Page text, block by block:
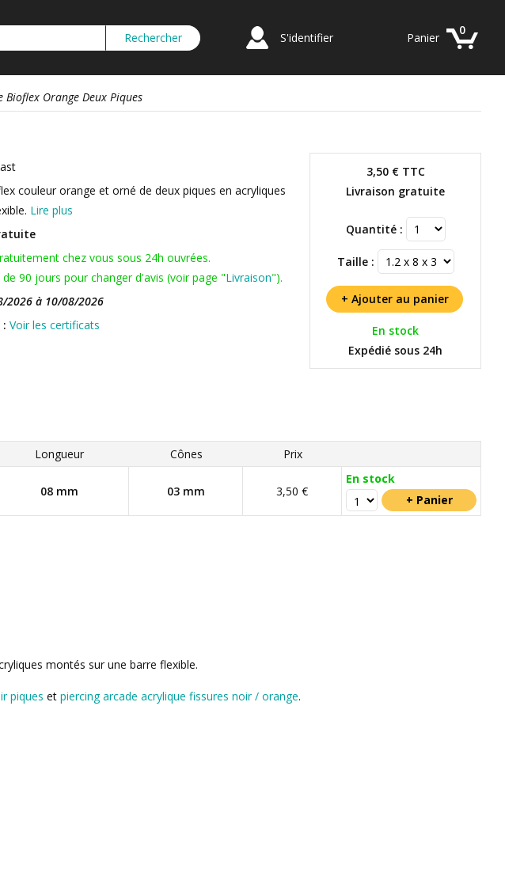
S'identifier
0
Panier
Bioflex Orange Deux Piques
3,50 €TTC
Livraison gratuite
Quantité :
Taille :
En stock
Expédié sous 24h
couleur orange et orné de deux piques en acryliques
Lire plus
chez vous sous 24h ouvrées.
90 jours pour changer d'avis (voir page "Livraison").
2026 à 10/08/2026
Voir les certificats
Longueur Cônes Prix
08 mm 03 mm 3,50 €
En stock
montés sur une barre flexible.
piques et piercing arcade acrylique fissures noir / orange.